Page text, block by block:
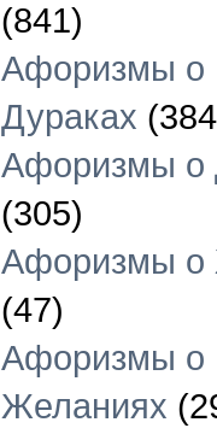
(841)
Афоризмы о
Дураках
Афоризмы о
(305)
Афоризмы
(47)
Афоризмы о
Желаниях